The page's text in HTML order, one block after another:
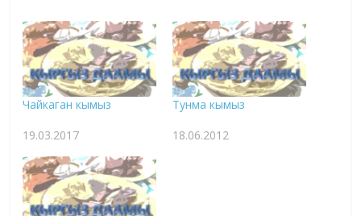
Чайкаган кымыз
19.03.2017
Тунма кымыз
18.06.2012